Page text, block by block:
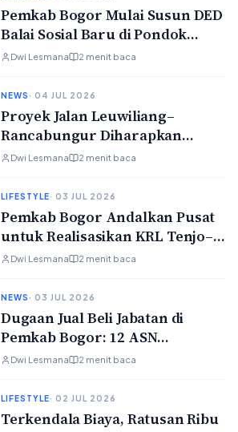
Pemkab Bogor Mulai Susun DED
Balai Sosial Baru di Pondok
Rajeg
Dwi Lesmana 2 menit baca
NEWS· 04 JUL 2026
Proyek Jalan Leuwiliang–
Rancabungur Diharapkan
Selesai demi Atasi Kemacetan
Dwi Lesmana 2 menit baca
LIFESTYLE· 03 JUL 2026
Pemkab Bogor Andalkan Pusat
untuk Realisasikan KRL Tenjo–
Jasinga
Dwi Lesmana 2 menit baca
NEWS· 03 JUL 2026
Dugaan Jual Beli Jabatan di
Pemkab Bogor: 12 ASN
Diperiksa, Tuntutan
Dwi Lesmana 2 menit baca
LIFESTYLE· 02 JUL 2026
Terkendala Biaya, Ratusan Ribu